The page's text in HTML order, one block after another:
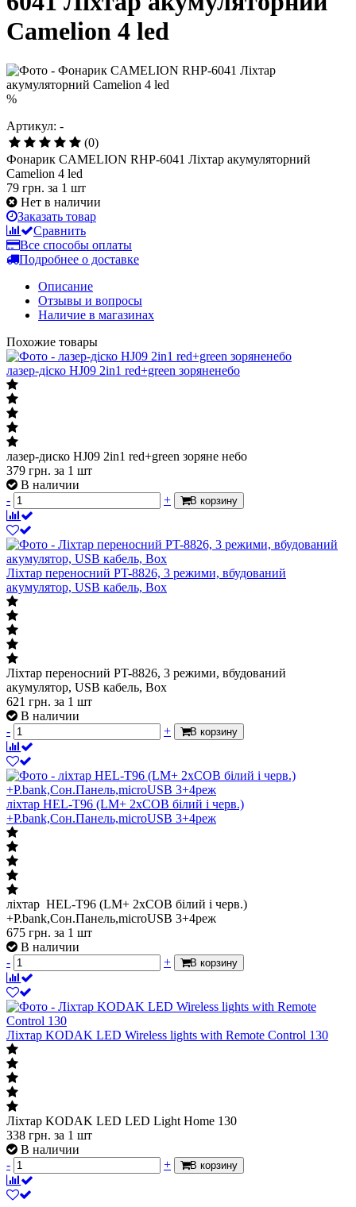
Camelion 4 led
%
Артикул: -
(0)
Фонарик CAMELION RHP-6041 Ліхтар акумуляторний
Camelion 4 led
79 грн. за 1 шт
Нет в наличии
Заказать товар
Сравнить
Все способы оплаты
Подробнее о доставке
Описание
Отзывы и вопросы
Наличие в магазинах
Похожие товары
лазер-діско HJ09 2in1 red+green зоряненебо
лазер-диско HJ09 2in1 red+green зоряне небо
379 грн. за 1 шт
В наличии
-
+ В корзину
Ліхтар переносний PT-8826, 3 режими, вбудований
акумулятор, USB кабель, Box
Ліхтар переносний PT-8826, 3 режими, вбудований
акумулятор, USB кабель, Box
621 грн. за 1 шт
В наличии
-
+ В корзину
ліхтар HEL-T96 (LM+ 2хCOB білий і черв.)
+P.bank,Сон.Панель,microUSB 3+4реж
ліхтар HEL-T96 (LM+ 2хCOB білий і черв.)
+P.bank,Сон.Панель,microUSB 3+4реж
675 грн. за 1 шт
В наличии
-
+ В корзину
Лiхтар KODAK LED Wireless lights with Remote Control 130
Лiхтар KODAK LED LED Light Home 130
338 грн. за 1 шт
В наличии
-
+ В корзину